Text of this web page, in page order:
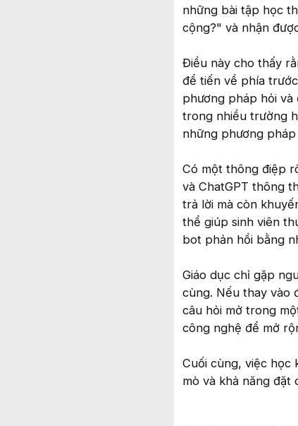
những bài tập học
cộng?" và nhận
Điều này cho thấy
để tiến về phía
phương pháp hỏi
trong nhiều trường
những phương
Có một thông điệp
và ChatGPT thông
trả lời mà còn
thể giúp sinh viên
bot phản hồi bằng
Giáo dục chỉ gặp
cùng. Nếu thay vào
câu hỏi mở trong
công nghệ để mở
Cuối cùng, việc học
mò và khả năng đặt